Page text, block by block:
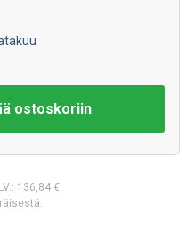
ostoskoriin
136,84 €